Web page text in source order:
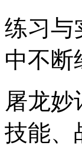
练习与
中不断
屠龙
技能、